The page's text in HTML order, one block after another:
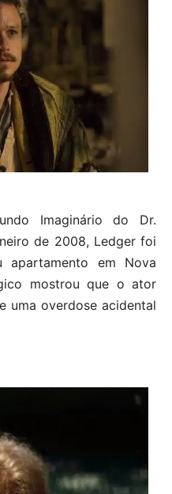
Imaginário do Dr.
de 2008, Ledger foi
apartamento em Nova
mostrou que o ator
uma overdose acidental